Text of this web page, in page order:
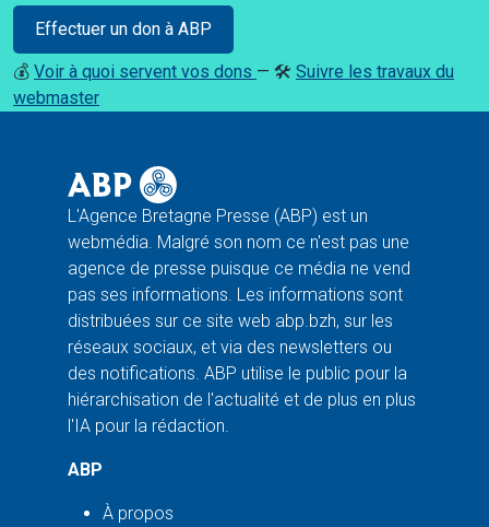
Effectuer un don à ABP
💰 Voir à quoi servent vos dons — 🛠️ Suivre les travaux du
webmaster
L'Agence Bretagne Presse (ABP) est un
webmédia. Malgré son nom ce n'est pas une
agence de presse puisque ce média ne vend
pas ses informations. Les informations sont
distribuées sur ce site web abp.bzh, sur les
réseaux sociaux, et via des newsletters ou
des notifications. ABP utilise le public pour la
hiérarchisation de l'actualité et de plus en plus
l'IA pour la rédaction.
ABP
À propos